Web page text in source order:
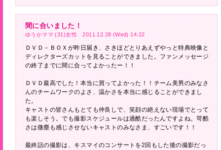
間に合いました！
ゆうかママ (31)女性 2011.12.28 (Wed) 14:22
ＤＶＤ－ＢＯＸが昨日届き、さきほどとりあえずやっと特典映像と
ディレクターズカットを見ることができました。ファンメッセージ
の終了までに間に合ってよかったー！！
ＤＶＤ最高でした！本当に買ってよかった！！チーム美男のみなさ
んのチームワークのよさ、温かさを本当に感じることができまし
た。
キャストの皆さんもとても仲良しで、笑顔の絶えない現場でとって
も楽しそう。でも撮影スケジュールは過酷だったんですよね。苛酷
さは微塵も感じさせないキャストのみなさま、すごいです！！
最終話の撮影は、キスマイのコンサートを2回もした後の撮影だっ